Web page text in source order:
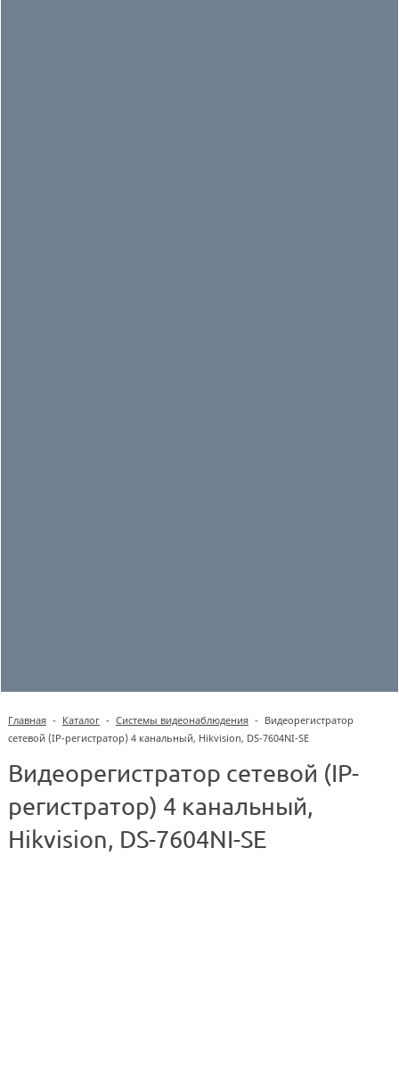
Главная - Каталог - Системы видеонаблюдения - Видеорегистратор
сетевой (IP-регистратор) 4 канальный, Hikvision, DS-7604NI-SE
Видеорегистратор сетевой (IP-
регистратор) 4 канальный,
Hikvision, DS-7604NI-SE